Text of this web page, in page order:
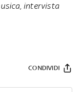
intervista
CONDIVIDI